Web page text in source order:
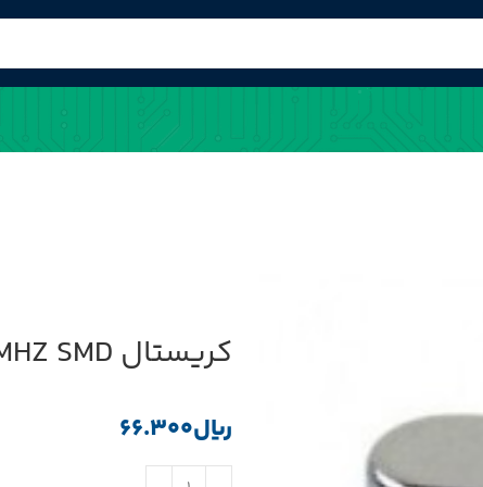
کریستال 18.432MHZ SMD پکیج HC-49USM
﷼